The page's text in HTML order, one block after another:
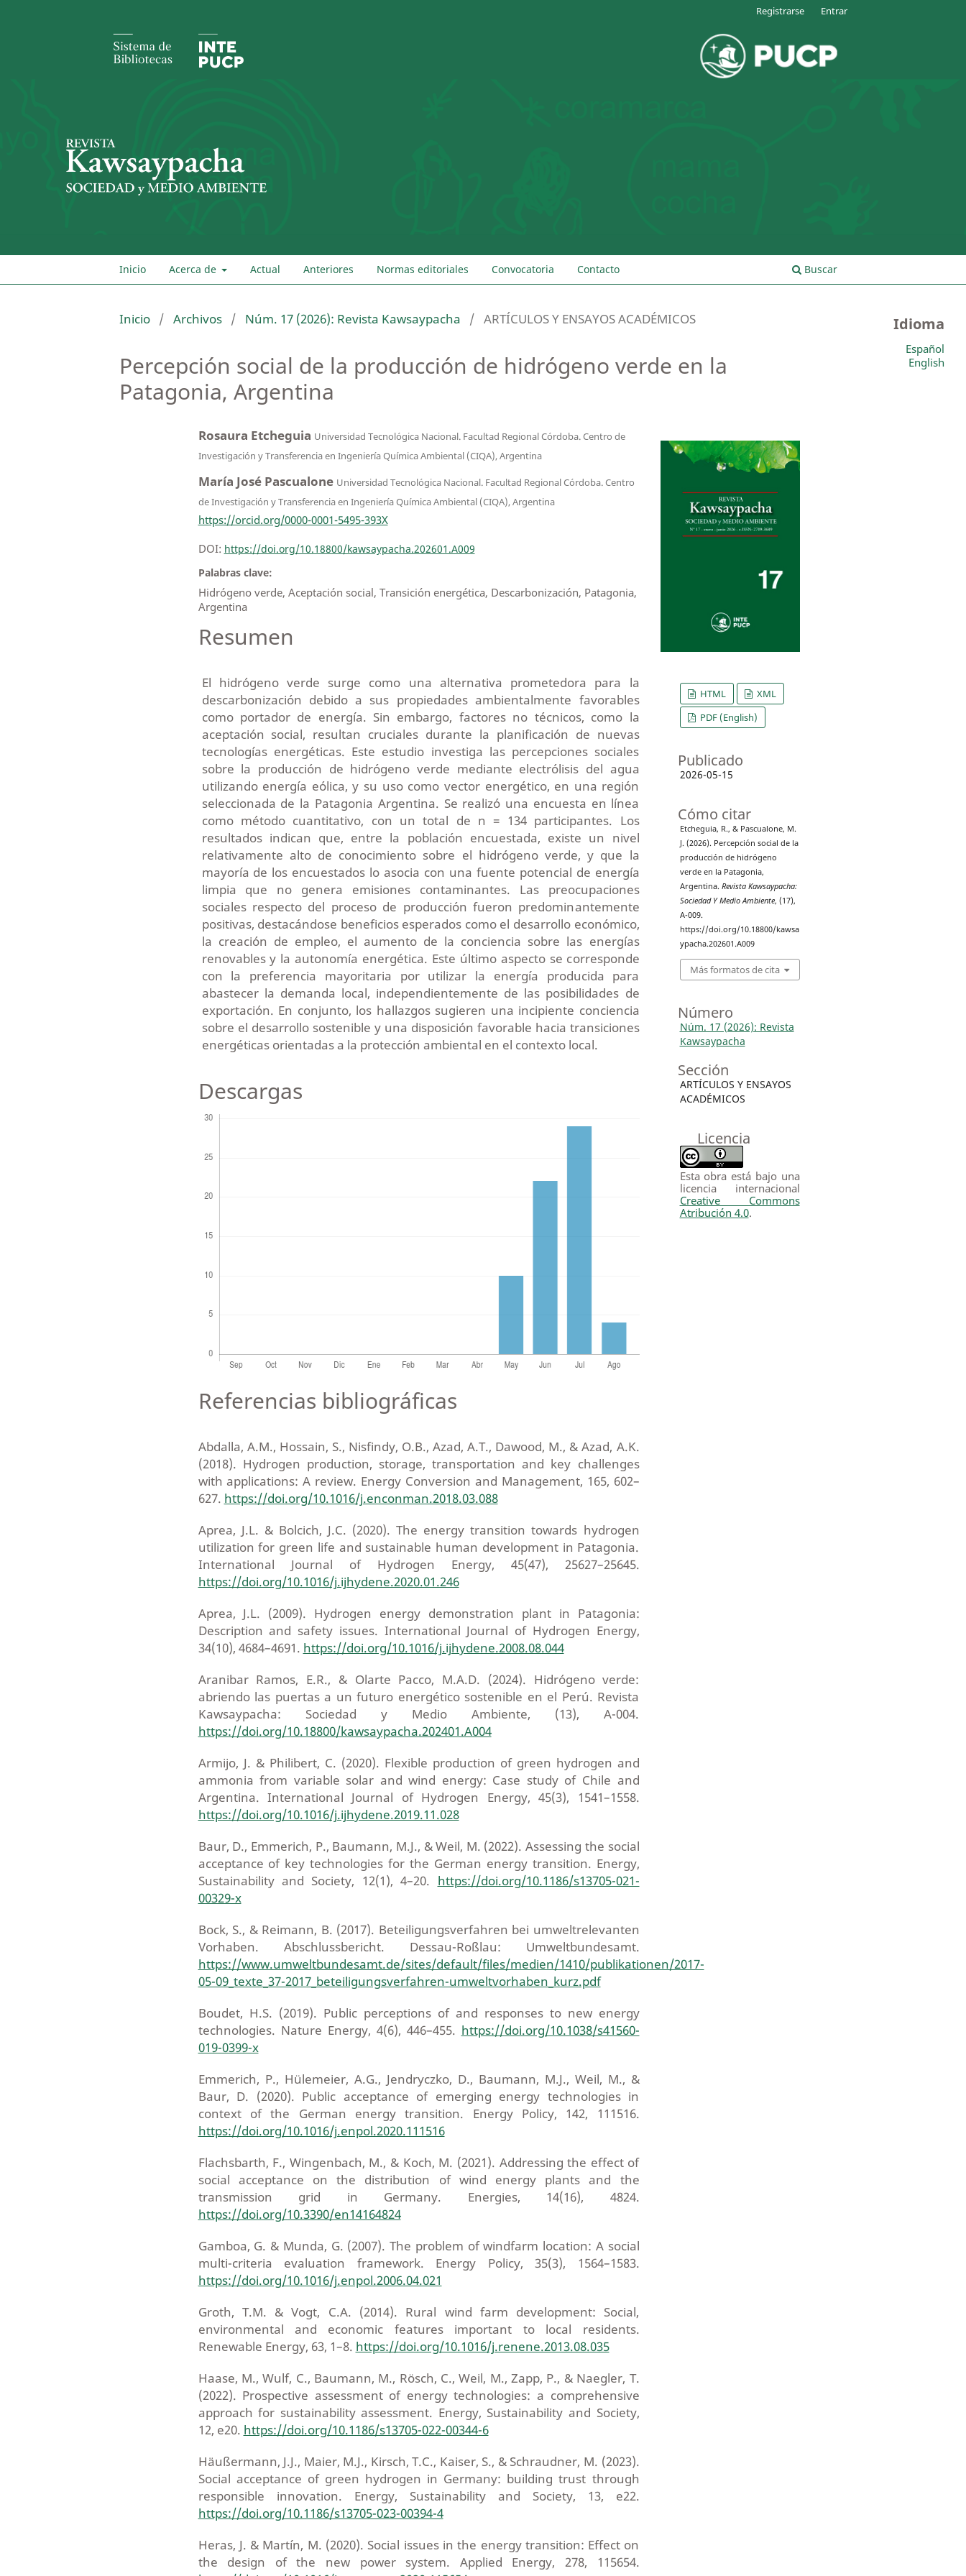
Inicio Acerca de Actual Anteriores Normas editoriales Convocatoria Contacto Buscar
Registrarse Entrar
Inicio / Archivos / Núm. 17 (2026): Revista Kawsaypacha / ARTÍCULOS Y ENSAYOS ACADÉMICOS
Percepción social de la producción de hidrógeno verde en la
Patagonia, Argentina
Rosaura Etcheguia Universidad Tecnológica Nacional. Facultad Regional Córdoba. Centro de
Investigación y Transferencia en Ingeniería Química Ambiental (CIQA), Argentina
María José Pascualone Universidad Tecnológica Nacional. Facultad Regional Córdoba. Centro
de Investigación y Transferencia en Ingeniería Química Ambiental (CIQA), Argentina
https://orcid.org/0000-0001-5495-393X
DOI: https://doi.org/10.18800/kawsaypacha.202601.A009
Palabras clave:
Hidrógeno verde, Aceptación social, Transición energética, Descarbonización, Patagonia,
Argentina
Resumen
El hidrógeno verde surge como una alternativa prometedora para la
descarbonización debido a sus propiedades ambientalmente favorables
como portador de energía. Sin embargo, factores no técnicos, como la
aceptación social, resultan cruciales durante la planificación de nuevas
tecnologías energéticas. Este estudio investiga las percepciones sociales
sobre la producción de hidrógeno verde mediante electrólisis del agua
utilizando energía eólica, y su uso como vector energético, en una región
seleccionada de la Patagonia Argentina. Se realizó una encuesta en línea
como método cuantitativo, con un total de n = 134 participantes. Los
resultados indican que, entre la población encuestada, existe un nivel
relativamente alto de conocimiento sobre el hidrógeno verde, y que la
mayoría de los encuestados lo asocia con una fuente potencial de energía
limpia que no genera emisiones contaminantes. Las preocupaciones
sociales respecto del proceso de producción fueron predominantemente
positivas, destacándose beneficios esperados como el desarrollo económico,
la creación de empleo, el aumento de la conciencia sobre las energías
renovables y la autonomía energética. Este último aspecto se corresponde
con la preferencia mayoritaria por utilizar la energía producida para
abastecer la demanda local, independientemente de las posibilidades de
exportación. En conjunto, los hallazgos sugieren una incipiente conciencia
sobre el desarrollo sostenible y una disposición favorable hacia transiciones
energéticas orientadas a la protección ambiental en el contexto local.
Descargas
Referencias bibliográficas
Abdalla, A.M., Hossain, S., Nisfindy, O.B., Azad, A.T., Dawood, M., & Azad, A.K.
(2018). Hydrogen production, storage, transportation and key challenges
with applications: A review. Energy Conversion and Management, 165, 602–
627. https://doi.org/10.1016/j.enconman.2018.03.088
Aprea, J.L. & Bolcich, J.C. (2020). The energy transition towards hydrogen
utilization for green life and sustainable human development in Patagonia.
International Journal of Hydrogen Energy, 45(47), 25627–25645.
https://doi.org/10.1016/j.ijhydene.2020.01.246
Aprea, J.L. (2009). Hydrogen energy demonstration plant in Patagonia:
Description and safety issues. International Journal of Hydrogen Energy,
34(10), 4684–4691. https://doi.org/10.1016/j.ijhydene.2008.08.044
Aranibar Ramos, E.R., & Olarte Pacco, M.A.D. (2024). Hidrógeno verde:
abriendo las puertas a un futuro energético sostenible en el Perú. Revista
Kawsaypacha: Sociedad y Medio Ambiente, (13), A-004.
https://doi.org/10.18800/kawsaypacha.202401.A004
Armijo, J. & Philibert, C. (2020). Flexible production of green hydrogen and
ammonia from variable solar and wind energy: Case study of Chile and
Argentina. International Journal of Hydrogen Energy, 45(3), 1541–1558.
https://doi.org/10.1016/j.ijhydene.2019.11.028
Baur, D., Emmerich, P., Baumann, M.J., & Weil, M. (2022). Assessing the social
acceptance of key technologies for the German energy transition. Energy,
Sustainability and Society, 12(1), 4–20. https://doi.org/10.1186/s13705-021-
00329-x
Bock, S., & Reimann, B. (2017). Beteiligungsverfahren bei umweltrelevanten
Vorhaben. Abschlussbericht. Dessau-Roßlau: Umweltbundesamt.
https://www.umweltbundesamt.de/sites/default/files/medien/1410/publikationen/2017-
05-09_texte_37-2017_beteiligungsverfahren-umweltvorhaben_kurz.pdf
Boudet, H.S. (2019). Public perceptions of and responses to new energy
technologies. Nature Energy, 4(6), 446–455. https://doi.org/10.1038/s41560-
019-0399-x
Emmerich, P., Hülemeier, A.G., Jendryczko, D., Baumann, M.J., Weil, M., &
Baur, D. (2020). Public acceptance of emerging energy technologies in
context of the German energy transition. Energy Policy, 142, 111516.
https://doi.org/10.1016/j.enpol.2020.111516
Flachsbarth, F., Wingenbach, M., & Koch, M. (2021). Addressing the effect of
social acceptance on the distribution of wind energy plants and the
transmission grid in Germany. Energies, 14(16), 4824.
https://doi.org/10.3390/en14164824
Gamboa, G. & Munda, G. (2007). The problem of windfarm location: A social
multi-criteria evaluation framework. Energy Policy, 35(3), 1564–1583.
https://doi.org/10.1016/j.enpol.2006.04.021
Groth, T.M. & Vogt, C.A. (2014). Rural wind farm development: Social,
environmental and economic features important to local residents.
Renewable Energy, 63, 1–8. https://doi.org/10.1016/j.renene.2013.08.035
Haase, M., Wulf, C., Baumann, M., Rösch, C., Weil, M., Zapp, P., & Naegler, T.
(2022). Prospective assessment of energy technologies: a comprehensive
approach for sustainability assessment. Energy, Sustainability and Society,
12, e20. https://doi.org/10.1186/s13705-022-00344-6
Häußermann, J.J., Maier, M.J., Kirsch, T.C., Kaiser, S., & Schraudner, M. (2023).
Social acceptance of green hydrogen in Germany: building trust through
responsible innovation. Energy, Sustainability and Society, 13, e22.
https://doi.org/10.1186/s13705-023-00394-4
Heras, J. & Martín, M. (2020). Social issues in the energy transition: Effect on
the design of the new power system. Applied Energy, 278, 115654.
HTML
XML
PDF (English)
Publicado
2026-05-15
Cómo citar
Etcheguia, R., & Pascualone, M.
J. (2026). Percepción social de la
producción de hidrógeno
verde en la Patagonia,
Argentina. Revista Kawsaypacha:
Sociedad Y Medio Ambiente, (17),
A-009.
https://doi.org/10.18800/kawsa
ypacha.202601.A009
Más formatos de cita
Número
Núm. 17 (2026): Revista
Kawsaypacha
Sección
ARTÍCULOS Y ENSAYOS
ACADÉMICOS
Licencia
Esta obra está bajo una
licencia internacional
Creative Commons
Atribución 4.0.
Idioma
Español
English